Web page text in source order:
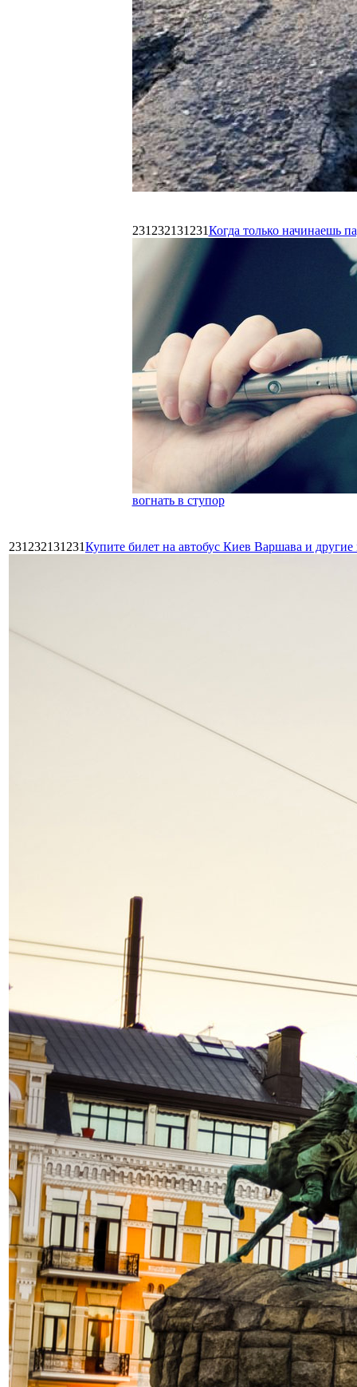
231232131231Когда только начинаешь
вогнать в ступор
231232131231Купите билет на автобус Киев Варшава и